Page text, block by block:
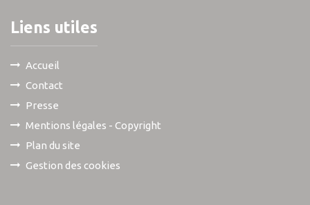
Liens utiles
Accueil
Contact
Presse
Mentions légales - Copyright
Plan du site
Gestion des cookies